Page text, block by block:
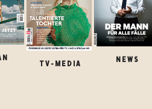
TV-MEDIA
NEWS